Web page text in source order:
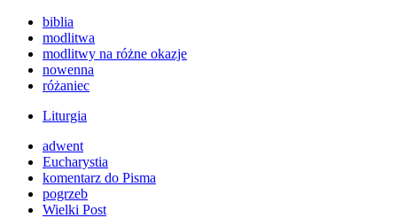
biblia
modlitwa
modlitwy na różne okazje
nowenna
różaniec
Liturgia
adwent
Eucharystia
komentarz do Pisma
pogrzeb
Wielki Post